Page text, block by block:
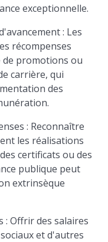
exceptionnelle.
: Les
récompenses
de promotions ou
carrière, qui
des
: Reconnaître
les réalisations
certificats ou des
publique peut
extrinsèque
: Offrir des salaires
et d'autres